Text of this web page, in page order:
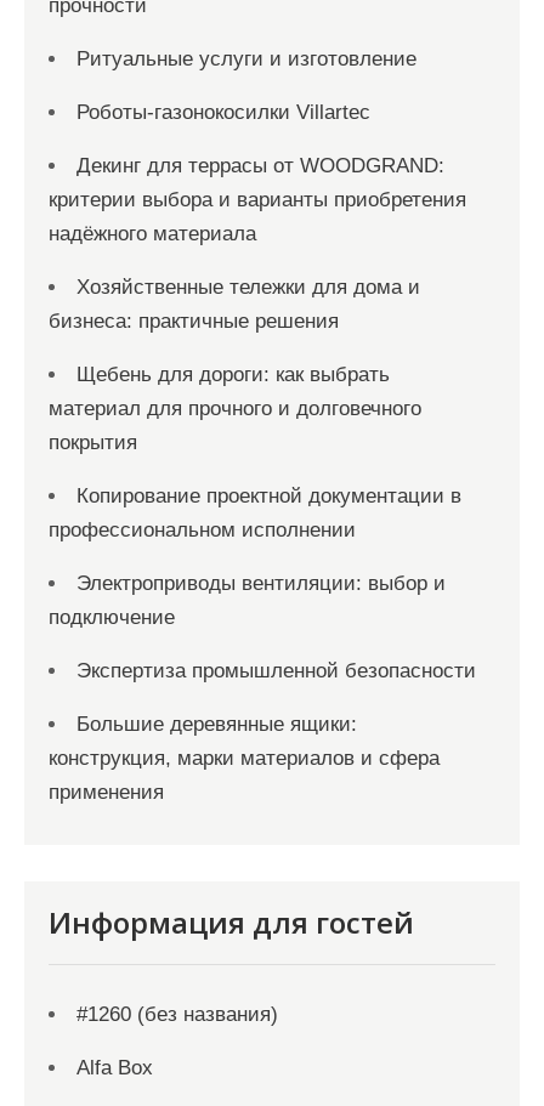
прочности
Ритуальные услуги и изготовление
Роботы-газонокосилки Villartec
Декинг для террасы от WOODGRAND:
критерии выбора и варианты приобретения
надёжного материала
Хозяйственные тележки для дома и
бизнеса: практичные решения
Щебень для дороги: как выбрать
материал для прочного и долговечного
покрытия
Копирование проектной документации в
профессиональном исполнении
Электроприводы вентиляции: выбор и
подключение
Экспертиза промышленной безопасности
Большие деревянные ящики:
конструкция, марки материалов и сфера
применения
Информация для гостей
#1260 (без названия)
Alfa Box